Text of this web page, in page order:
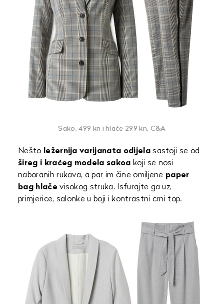
Sako, 499 kn i hlače 299 kn, C&A
Nešto ležernija varijanata odijelasastoji se od
šireg i kraćeg modela sakoa koji se nosi
naboranih rukava, a par im čine omiljene paper
bag hlače visokog struka. Isfurajte ga uz,
primjerice, salonke u boji i kontrastni crni top.